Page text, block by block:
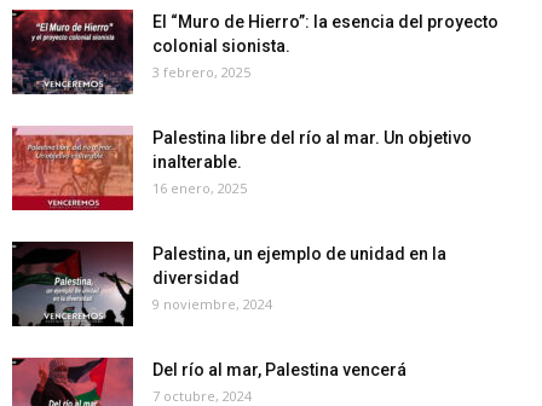
El “Muro de Hierro”: la esencia del proyecto
colonial sionista.
3 febrero, 2025
Palestina libre del río al mar. Un objetivo
inalterable.
16 enero, 2025
Palestina, un ejemplo de unidad en la
diversidad
9 noviembre, 2024
Del río al mar, Palestina vencerá
7 octubre, 2024